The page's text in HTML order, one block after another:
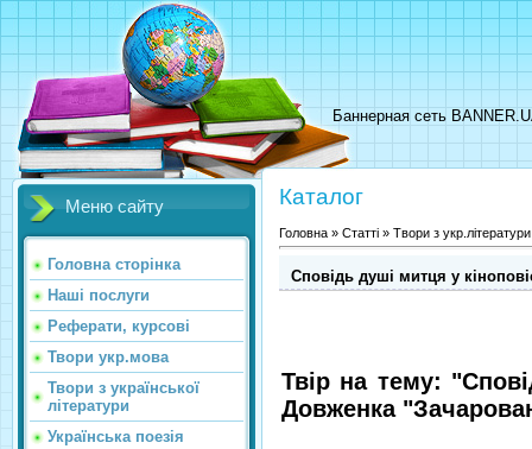
Баннерная сеть
Меню сайту
Головна сторінка
Наші послуги
Реферати, курсові
Твори укр.мова
Твори з української
літератури
Українська поезія
Каталог
Головна » Статті » Твори з укр.літератури
Сповідь душі митця у
Твір на тему:
Довженка